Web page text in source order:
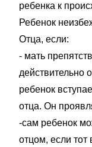
ребенка к
Ребенок
Отца, если:
- мать
действительно
ребенок
отца. Он
-сам ребенок
отцом, если тот